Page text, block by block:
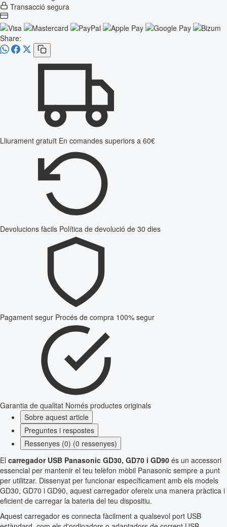
Transacció segura
Share:
Lliurament gratuït En comandes superiors a 60€
Devolucions fàcils Política de devolució de 30 dies
Pagament segur Procés de compra 100% segur
Garantia de qualitat Només productes originals
Sobre aquest article
Preguntes i respostes
Ressenyes (0) (0 ressenyes)
El carregador USB Panasonic GD30, GD70 i GD90 és un accessori
essencial per mantenir el teu telèfon mòbil Panasonic sempre a punt
per utilitzar. Dissenyat per funcionar específicament amb els models
GD30, GD70 i GD90, aquest carregador ofereix una manera pràctica i
eficient de carregar la bateria del teu dispositiu.
Aquest carregador es connecta fàcilment a qualsevol port USB